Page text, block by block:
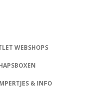
WEBSHOPS
& INFO